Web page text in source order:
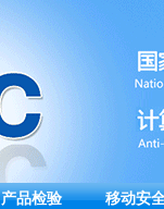
产品检验 移动安